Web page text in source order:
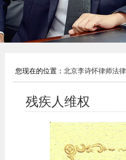
您现在的位置： 北京李诗怀律师法
残疾人​维权